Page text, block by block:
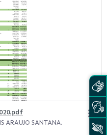
ARAUJO SANTANA.